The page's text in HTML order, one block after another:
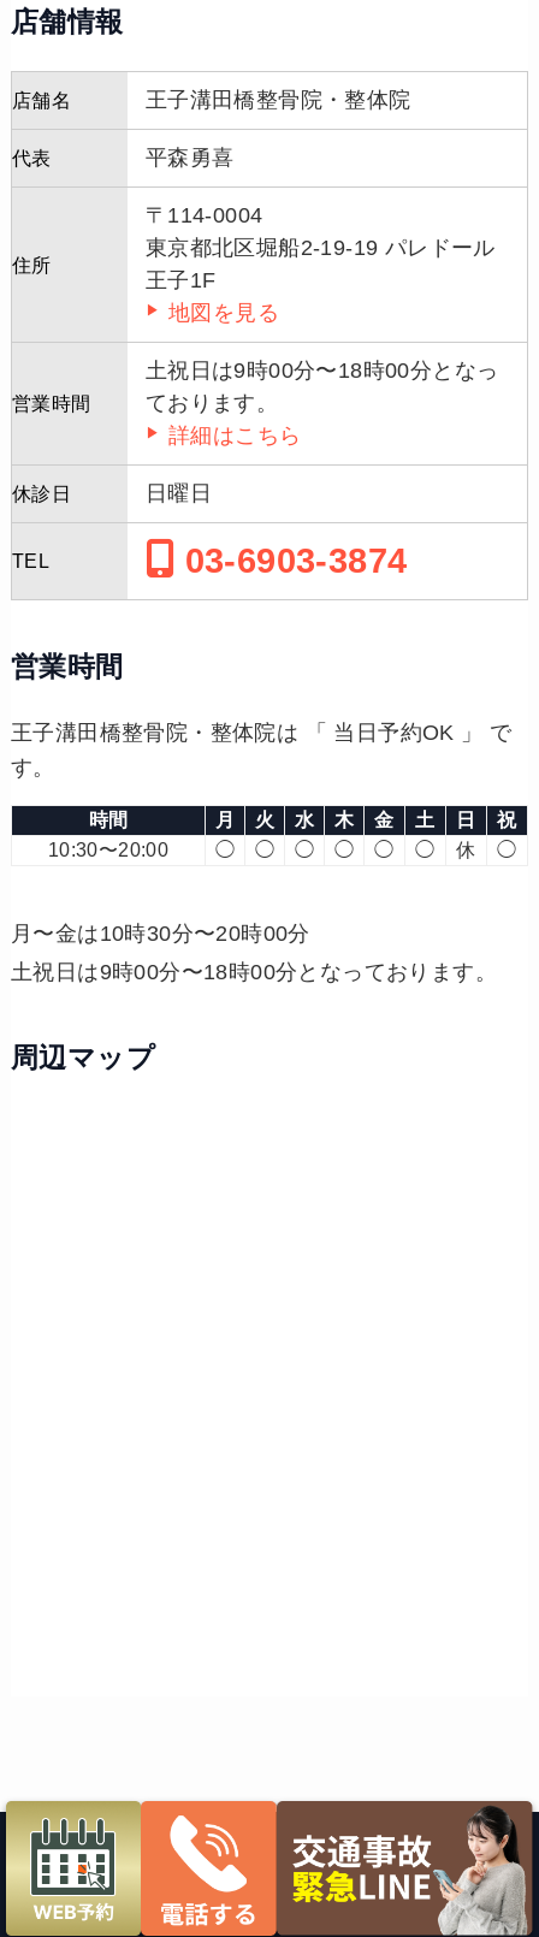
店舗情報
店舗名 王子溝田橋整骨院・整体院
代表 平森勇喜
住所
〒114-0004
東京都北区堀船2-19-19 パレドール
王子1F
地図を見る
営業時間
土祝日は9時00分〜18時00分となっ
ております。
詳細はこちら
休診日 日曜日
TEL 03-6903-3874
営業時間
王子溝田橋整骨院・整体院は 「 当日予約OK 」 で
す。
時間 月 火 水 木 金 土 日
祝
10:30〜20:00
◯ ◯ ◯ ◯ ◯ ◯ 休 ◯
月〜金は10時30分〜20時00分
土祝日は9時00分〜18時00分となっております。
周辺マップ